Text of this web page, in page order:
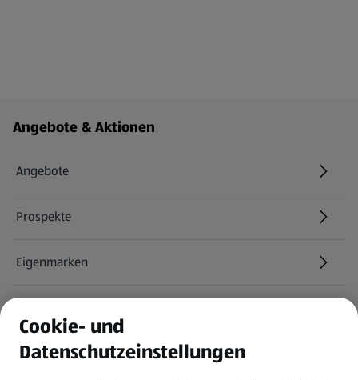
Fußzeilenmenü - weitere Links
Angebote & Aktionen
Angebote
Prospekte
Eigenmarken
Newsletter
Cookie- und
Datenschutzeinstellungen